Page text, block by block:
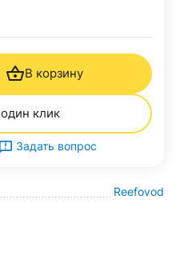
В корзину
клик
Задать вопрос
Reefovod